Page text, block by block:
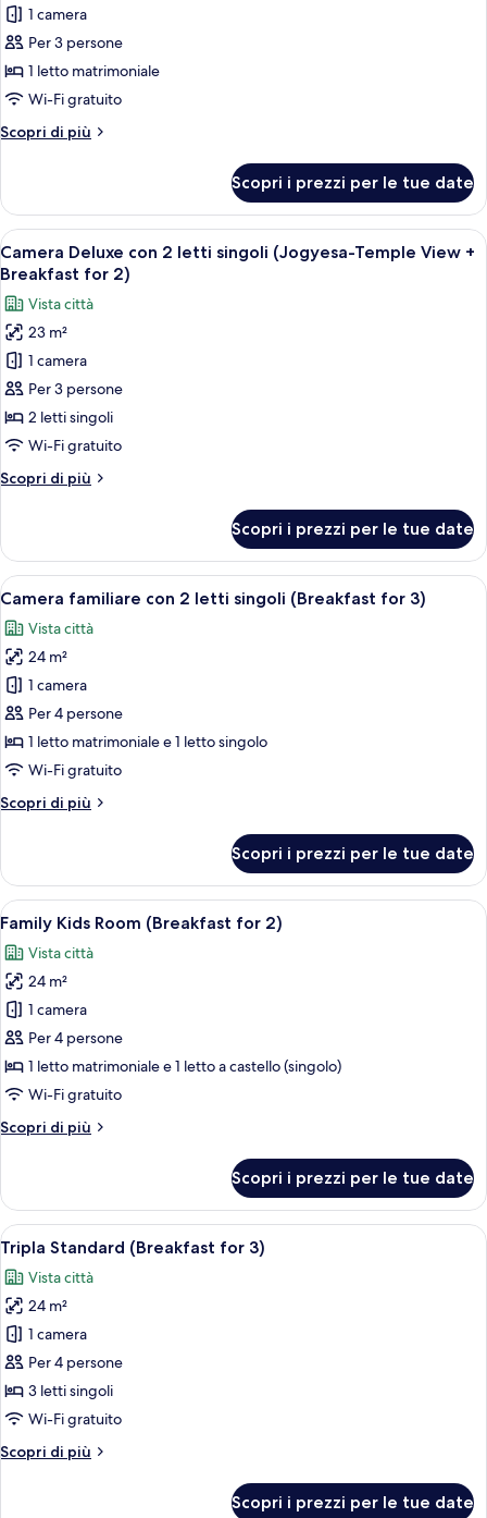
per
Doppia
Deluxe
(Jogyesa-
Temple
View
for
2)
1 camera
Per 3 persone
1 letto matrimoniale
Wi-Fi gratuito
Scopri di più
Altri
Deluxe
(Jogyesa-
Temple
View
Breakfast
for
2)
Scopri i prezzi per le tue date
Apri
tutte
le
foto
per
Camera
Deluxe
con
2
singoli
View
+
Breakfast
for
2)
Una cucina moderna con uno chef
8
Camera Deluxe con 2 letti singoli (Jogyesa-Temple View +
Breakfast for 2)
Vista città
23 m²
1 camera
Per 3 persone
2 letti singoli
Wi-Fi gratuito
Scopri di più
Altri
Deluxe
con
2
singoli
(Jogyesa-
Temple
View
+
Breakfast
for
2)
Scopri i prezzi per le tue date
Apri
tutte
le
foto
per
Camera
familiare
con
letti
for
3)
Una cucina moderna con uno chef
7
Camera familiare con 2 letti singoli (Breakfast for 3)
Vista città
24 m²
1 camera
Per 4 persone
1 letto matrimoniale e 1 letto singolo
Wi-Fi gratuito
Scopri di più
Altri
familiare
con
2
singoli
(Breakfast
for
3)
Scopri i prezzi per le tue date
Apri
tutte
le
foto
per
Family
Kids
Room
(Breakfast
for
Una camera d'albergo con un letto
7
Family Kids Room (Breakfast for 2)
Vista città
24 m²
1 camera
Per 4 persone
1 letto matrimoniale e 1 letto a castello (singolo)
Wi-Fi gratuito
Scopri di più
Altri
Kids
Room
(Breakfast
2)
Scopri i prezzi per le tue date
Apri
tutte
le
foto
per
Tripla
Standard
(Breakfast
3)
Una cucina moderna con uno chef
6
Tripla Standard (Breakfast for 3)
Vista città
24 m²
1 camera
Per 4 persone
3 letti singoli
Wi-Fi gratuito
Scopri di più
Altri
Scopri i prezzi per le tue date